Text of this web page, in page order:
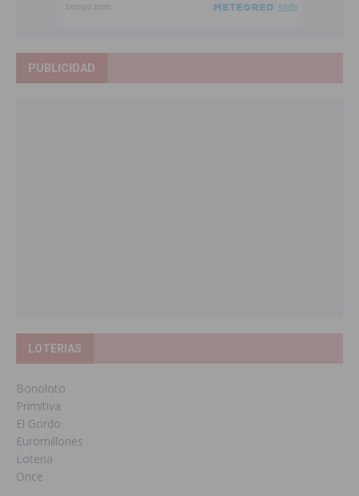
PUBLICIDAD
LOTERIAS
Bonoloto
Primitiva
El Gordo
Euromillones
Loteria
Once